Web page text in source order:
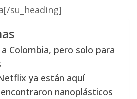
su_heading]
Colombia, pero solo para
ya están aquí
nanoplásticos